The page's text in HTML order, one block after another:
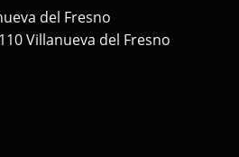
del Fresno
Villanueva del Fresno